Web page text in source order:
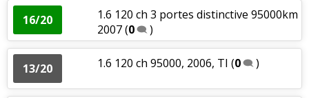
16/20
1.6 120 ch 3 portes distinctive 95000km
2007(0 )
13/20 1.6 120 ch 95000, 2006, TI (0 )